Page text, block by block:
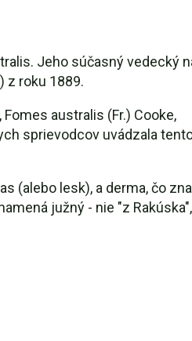
Jeho súčasný vedecký
z roku 1889.
australis (Fr.) Cooke,
sprievodcov uvádzala
(alebo lesk), a derma, čo
južný - nie "z